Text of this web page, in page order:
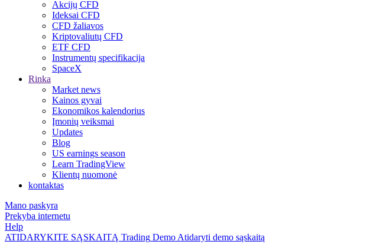
Akcijų CFD
Ideksai CFD
CFD žaliavos
Kriptovaliutų CFD
ETF CFD
Instrumentų specifikacija
SpaceX
Rinka
Market news
Kainos gyvai
Ekonomikos kalendorius
Įmonių veiksmai
Updates
Blog
US earnings season
Learn TradingView
Klientų nuomonė
kontaktas
Mano paskyra
Prekyba internetu
Help
ATIDARYKITE SĄSKAITĄ Trading Demo Atidaryti demo sąskaitą